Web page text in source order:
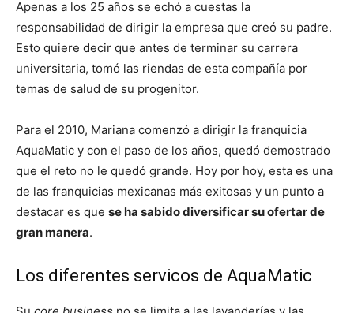
Apenas a los 25 años se echó a cuestas la
responsabilidad de dirigir la empresa que creó su padre.
Esto quiere decir que antes de terminar su carrera
universitaria, tomó las riendas de esta compañía por
temas de salud de su progenitor.
Para el 2010, Mariana comenzó a dirigir la franquicia
AquaMatic y con el paso de los años, quedó demostrado
que el reto no le quedó grande. Hoy por hoy, esta es una
de las franquicias mexicanas más exitosas y un punto a
destacar es que se ha sabido diversificar su ofertar de
gran manera.
Los diferentes servicos de AquaMatic